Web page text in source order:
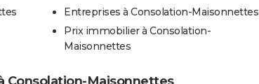
Entreprises à Consolation-Maisonnettes
Prix immobilier à Consolation-
Maisonnettes